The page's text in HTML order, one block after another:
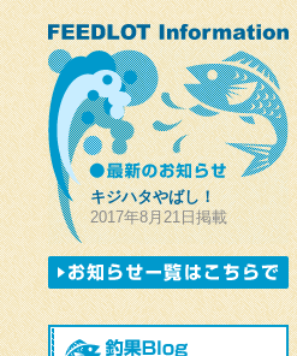
キジハタやばし！
2017年8月21日掲載